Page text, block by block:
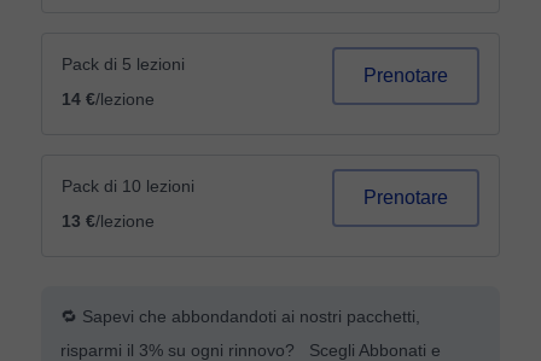
Pack di 5 lezioni
14 €/lezione
Prenotare
Pack di 10 lezioni
13 €/lezione
Prenotare
🔁 Sapevi che abbondandoti ai nostri pacchetti,
risparmi il 3% su ogni rinnovo? Scegli Abbonati e